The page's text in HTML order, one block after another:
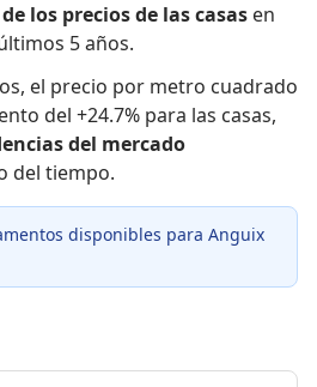
los precios de las casas en
5 años.
, el precio por metro cuadrado
del +24.7% para las casas,
del mercado
del tiempo.
disponibles para Anguix